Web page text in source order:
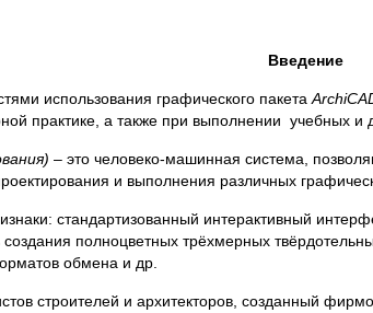
Введение
использования графического пакета
практике, а также при выполнении учебных и
– это человеко-машинная система,
и выполнения различных
стандартизованный интерактивный
полноцветных трёхмерных
обмена и др.
строителей и архитекторов, созданный